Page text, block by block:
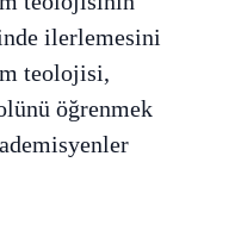
ilerlemesini
teolojisi,
öğrenmek